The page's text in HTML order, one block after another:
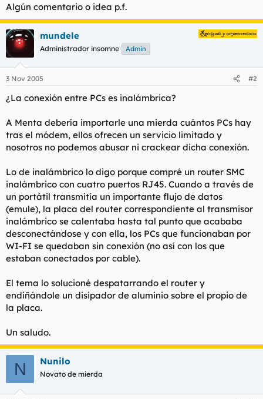
Algún comentario o idea p.f.
mundele
Administrador insomne Admin
3 Nov 2005 #2
¿La conexión entre PCs es inalámbrica?
A Menta debería importarle una mierda cuántos PCs hay
tras el módem, ellos ofrecen un servicio limitado y
nosotros no podemos abusar ni crackear dicha conexión.
Lo de inalámbrico lo digo porque compré un router SMC
inalámbrico con cuatro puertos RJ45. Cuando a través de
un portátil transmitía un importante flujo de datos
(emule), la placa del router correspondiente al transmisor
inalámbrico se calentaba hasta tal punto que acababa
desconectándose y con ella, los PCs que funcionaban por
WI-FI se quedaban sin conexión (no así con los que
estaban conectados por cable).
El tema lo solucioné despatarrando el router y
endiñándole un disipador de aluminio sobre el propio de
la placa.
Un saludo.
N Nunilo
Novato de mierda